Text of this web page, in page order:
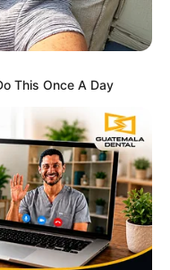
Get It Wrong
This Once A Day